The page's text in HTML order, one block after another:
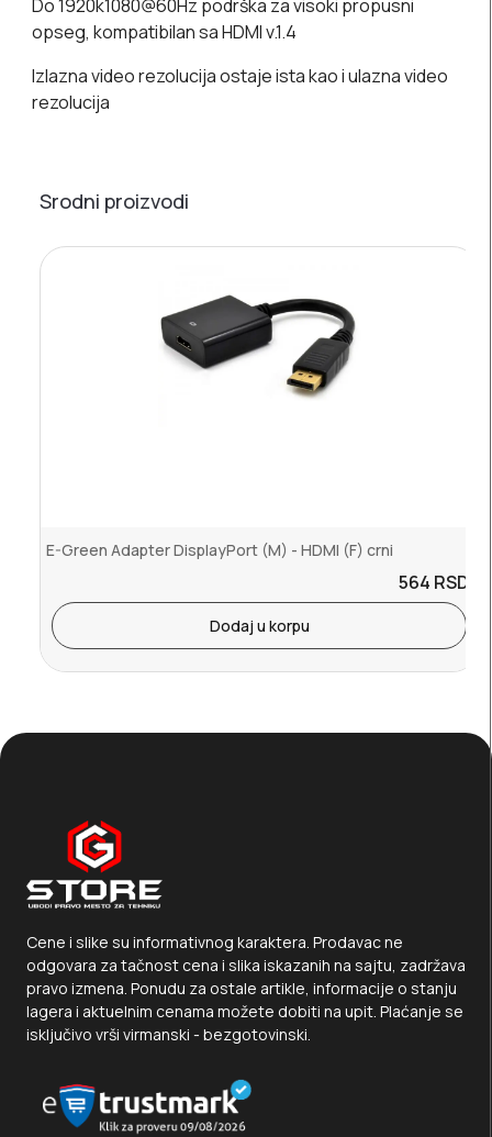
Do 1920k1080@60Hz podrška za visoki propusni
opseg, kompatibilan sa HDMI v.1.4
Izlazna video rezolucija ostaje ista kao i ulazna video
rezolucija
Srodni proizvodi
E-Green Adapter DisplayPort (M) - HDMI (F) crni
564 RSD.
Dodaj u korpu
Cene i slike su informativnog karaktera. Prodavac ne
odgovara za tačnost cena i slika iskazanih na sajtu, zadržava
pravo izmena. Ponudu za ostale artikle, informacije o stanju
lagera i aktuelnim cenama možete dobiti na upit. Plaćanje se
isključivo vrši virmanski - bezgotovinski.